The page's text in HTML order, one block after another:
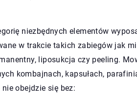
niezbędnych elementów
w trakcie takich zabiegów jak
liposukcja czy peeling.
kombajnach, kapsułach,
nie obejdzie się bez: